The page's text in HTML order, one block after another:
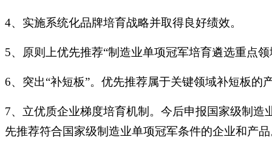
4、实施系统化品牌培育战略并取得良好绩效。
5、原则上优先推荐“制造业单项冠军培育遴选重点
6、突出“补短板”。优先推荐属于关键领域补短板的
7、立优质企业梯度培育机制。今后申报国家级制
先推荐符合国家级制造业单项冠军条件的企业和产